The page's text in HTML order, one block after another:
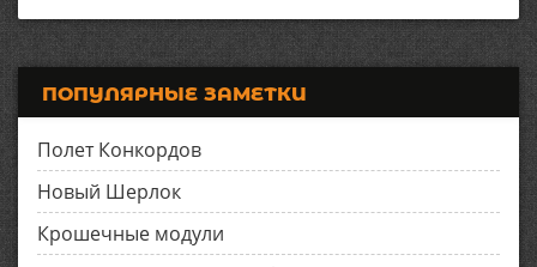
ПОПУЛЯРНЫЕ ЗАМЕТКИ
Полет Конкордов
Новый Шерлок
Крошечные модули